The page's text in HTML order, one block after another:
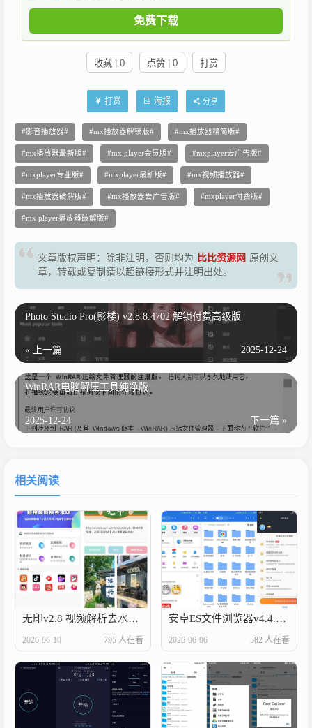
免费下载
收藏 | 0 点赞 | 0 打赏
打赏 海报 分享
影音播放器 mx播放器解锁版 mx播放器精简版
mx播放器最新版 mx player会员版 mxplayer去广告版
mxplayer专业版 mxplayer最新版 mx视频播放器
mx播放器破解版 mx播放器去广告版 mxplayer付费版
mx player播放器破解版
文章版权声明：除非注明，否则均为 比比资源网 原创文
章，转载或复制请以超链接形式并注明出处。
Photo Studio Pro(影楼) v2.8.8.4702 解锁付费高级版
« 上一篇 2025-12-24
WinRAR电脑解压工具纯净版
下一篇 »
2025-12-24
相关阅读
无印v2.8 视频解析去水印工具
2026-06-10 795 人在看
安卓ES文件浏览器v4.4.3.7高级版
2026-06-06 582 人在看